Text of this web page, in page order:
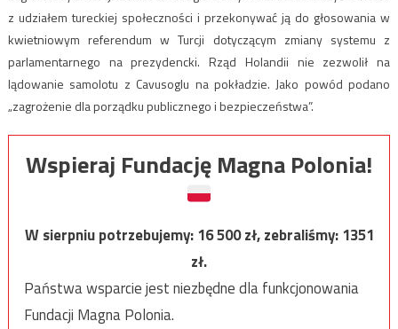
z udziałem tureckiej społeczności i przekonywać ją do głosowania w
kwietniowym referendum w Turcji dotyczącym zmiany systemu z
parlamentarnego na prezydencki. Rząd Holandii nie zezwolił na
lądowanie samolotu z Cavusoglu na pokładzie. Jako powód podano
„zagrożenie dla porządku publicznego i bezpieczeństwa”.
Wspieraj Fundację Magna Polonia!
W sierpniu potrzebujemy:16 500zł, zebraliśmy:1351
zł.
Państwa wsparcie jest niezbędne dla funkcjonowania
Fundacji Magna Polonia.